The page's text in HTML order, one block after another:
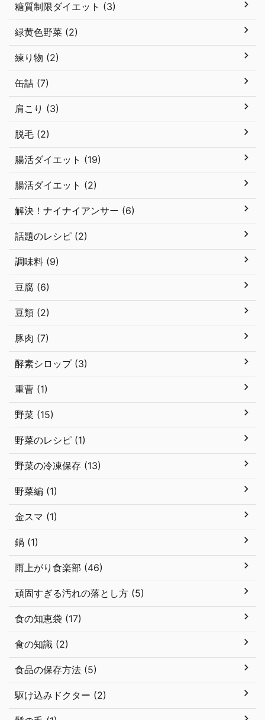
糖質制限ダイエット (3)
緑黄色野菜 (2)
練り物 (2)
缶詰 (7)
肩こり (3)
脱毛 (2)
腸活ダイエット (19)
腸活ダイエット (2)
解決！ナイナイアンサー (6)
話題のレシピ (2)
調味料 (9)
豆腐 (6)
豆類 (2)
豚肉 (7)
酵素シロップ (3)
重曹 (1)
野菜 (15)
野菜のレシピ (1)
野菜の冷凍保存 (13)
野菜編 (1)
金スマ (1)
鍋 (1)
雨上がり食楽部 (46)
頑固すぎる汚れの落とし方 (5)
食の知恵袋 (17)
食の知識 (2)
食品の保存方法 (5)
駆け込みドクター (2)